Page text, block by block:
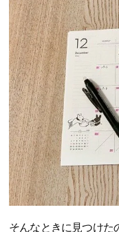
そんなときに見つけた